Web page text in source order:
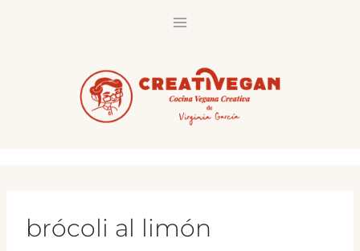
brócoli al limón